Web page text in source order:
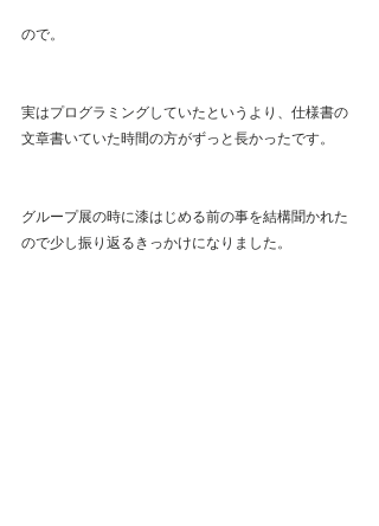
ので。
実はプログラミングしていたというより、仕様書の
文章書いていた時間の方がずっと長かったです。
グループ展の時に漆はじめる前の事を結構聞かれた
ので少し振り返るきっかけになりました。